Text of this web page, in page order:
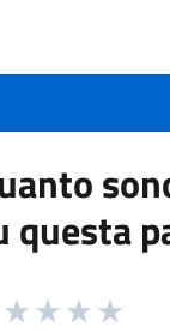
questa
da 1 a 5 stelle la pagina